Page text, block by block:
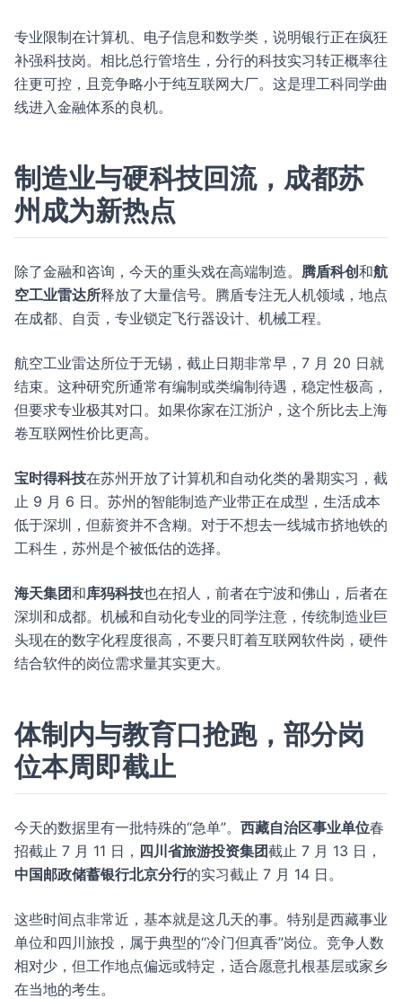
专业限制在计算机、电子信息和数学类，说明银行正在疯狂
补强科技岗。相比总行管培生，分行的科技实习转正概率往
往更可控，且竞争略小于纯互联网大厂。这是理工科同学曲
线进入金融体系的良机。
制造业与硬科技回流，成都苏
州成为新热点
除了金融和咨询，今天的重头戏在高端制造。 腾盾科创和航
空工业雷达所释放了大量信号。腾盾专注无人机领域，地点
在成都、自贡，专业锁定飞行器设计、机械工程。
航空工业雷达所位于无锡，截止日期非常早，7 月 20 日就
结束。这种研究所通常有编制或类编制待遇，稳定性极高，
但要求专业极其对口。如果你家在江浙沪，这个所比去上海
卷互联网性价比更高。
宝时得科技在苏州开放了计算机和自动化类的暑期实习，截
止 9 月 6 日。苏州的智能制造产业带正在成型，生活成本
低于深圳，但薪资并不含糊。对于不想去一线城市挤地铁的
工科生，苏州是个被低估的选择。
海天集团和库犸科技也在招人，前者在宁波和佛山，后者在
深圳和成都。机械和自动化专业的同学注意，传统制造业巨
头现在的数字化程度很高，不要只盯着互联网软件岗，硬件
结合软件的岗位需求量其实更大。
体制内与教育口抢跑，部分岗
位本周即截止
今天的数据里有一批特殊的“急单”。 西藏自治区事业单位春
招截止 7 月 11 日， 四川省旅游投资集团截止 7 月 13 日，
中国邮政储蓄银行北京分行的实习截止 7 月 14 日。
这些时间点非常近，基本就是这几天的事。特别是西藏事业
单位和四川旅投，属于典型的“冷门但真香”岗位。竞争人数
相对少，但工作地点偏远或特定，适合愿意扎根基层或家乡
在当地的考生。